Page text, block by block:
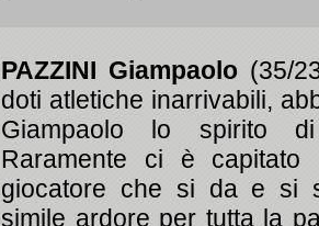
PAZZINI Giampaolo (35/
doti atletiche inarrivabili,
Giampaolo lo spirito
Raramente ci è
giocatore che si da e si
simile ardore per tutta la